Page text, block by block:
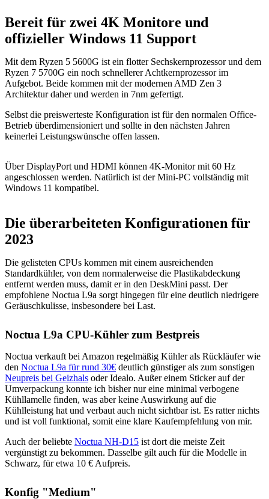
Bereit für zwei 4K Monitore und
offizieller Windows 11 Support
Mit dem Ryzen 5 5600G ist ein flotter Sechskernprozessor und dem
Ryzen 7 5700G ein noch schnellerer Achtkernprozessor im
Aufgebot. Beide kommen mit der modernen AMD Zen 3
Architektur daher und werden in 7nm gefertigt.
Selbst die preiswerteste Konfiguration ist für den normalen Office-
Betrieb überdimensioniert und sollte in den nächsten Jahren
keinerlei Leistungswünsche offen lassen.
Über DisplayPort und HDMI können 4K-Monitor mit 60 Hz
angeschlossen werden. Natürlich ist der Mini-PC vollständig mit
Windows 11 kompatibel.
Die überarbeiteten Konfigurationen für
2023
Die gelisteten CPUs kommen mit einem ausreichenden
Standardkühler, von dem normalerweise die Plastikabdeckung
entfernt werden muss, damit er in den DeskMini passt. Der
empfohlene Noctua L9a sorgt hingegen für eine deutlich niedrigere
Geräuschkulisse, insbesondere bei Last.
Noctua L9a CPU-Kühler zum Bestpreis
Noctua verkauft bei Amazon regelmäßig Kühler als Rückläufer wie
den Noctua L9a für rund 30€ deutlich günstiger als zum sonstigen
Neupreis bei Geizhals oder Idealo. Außer einem Sticker auf der
Umverpackung konnte ich bisher nur eine minimal verbogene
Kühllamelle finden, was aber keine Auswirkung auf die
Kühlleistung hat und verbaut auch nicht sichtbar ist. Es ratter nichts
und ist voll funktional, somit eine klare Kaufempfehlung von mir.
Auch der beliebte Noctua NH-D15 ist dort die meiste Zeit
vergünstigt zu bekommen. Dasselbe gilt auch für die Modelle in
Schwarz, für etwa 10 € Aufpreis.
Konfig "Medium"